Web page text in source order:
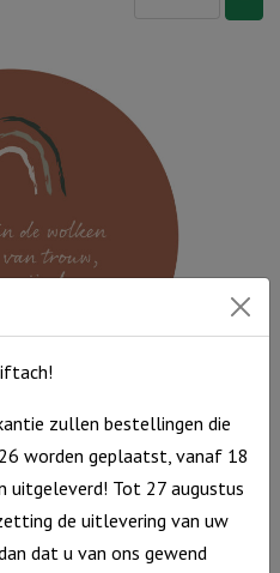
Kruis
aantal
in de wolken
Muurcirkel
Terra
25
zullen bestellingen die
worden geplaatst, vanaf 18
uitgeleverd! Tot 27 augustus
de uitlevering van uw
dat u van ons gewend